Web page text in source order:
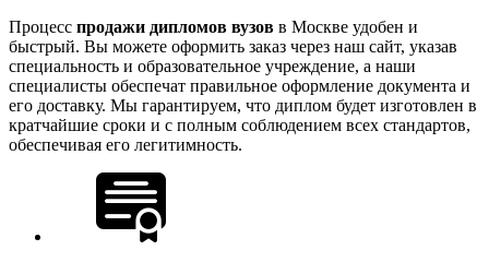
Процесс продажи дипломов вузов в Москве удобен и
быстрый. Вы можете оформить заказ через наш сайт, указав
специальность и образовательное учреждение, а наши
специалисты обеспечат правильное оформление документа и
его доставку. Мы гарантируем, что диплом будет изготовлен в
кратчайшие сроки и с полным соблюдением всех стандартов,
обеспечивая его легитимность.